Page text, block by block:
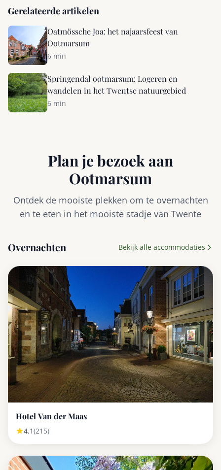
Gerelateerde artikelen
Oatmössche Joa: het najaarsfeest van
Ootmarsum
6 min
Springendal ootmarsum: Logeren en
wandelen in het Twentse natuurgebied
6 min
Plan je bezoek aan
Ootmarsum
Ontdek de mooiste plekken om te overnachten
en te eten in het mooiste stadje van Twente
Overnachten Bekijk alle accommodaties
Hotel Van der Maas
4.1(215)